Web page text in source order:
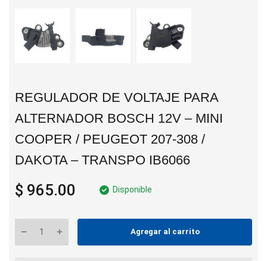
REGULADOR DE VOLTAJE PARA
ALTERNADOR BOSCH 12V – MINI
COOPER / PEUGEOT 207-308 /
DAKOTA – TRANSPO IB6066
$ 965.00 Disponible
Agregar al carrito